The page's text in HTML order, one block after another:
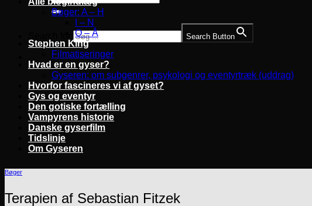
Search Button
Bøger: A – H
I – N
O – Å
Stephen King
Filmatiseringer
Hvad er en gyser?
Gyseren: om subgenrer, psykologi og eventyrtræk (uddrag)
Hvorfor fascineres vi af gyset?
Gys og eventyr
Den gotiske fortælling
Vampyrens historie
Danske gyserfilm
Tidslinje
Om Gyseren
Bøger
Terapien af Sebastian Fitzek